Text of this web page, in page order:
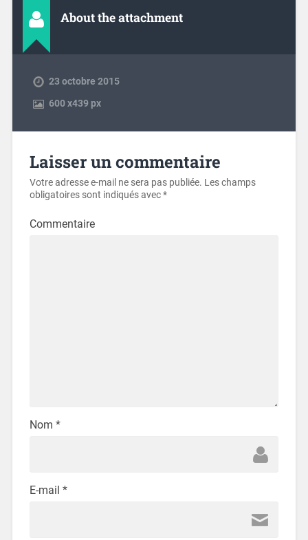
About the attachment
23 octobre 2015
600x439 px
Laisser un commentaire
Votre adresse e-mail ne sera pas publiée. Les champs
obligatoires sont indiqués avec*
Commentaire
Nom *
E-mail *